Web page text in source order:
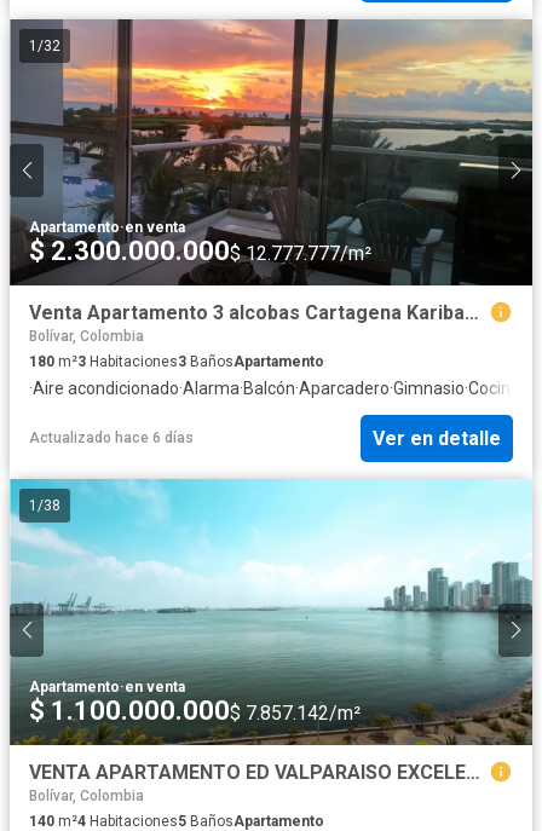
1 /32
Apartamento·en venta
$ 2.300.000.000$ 12.777.777/m²
Venta Apartamento 3 alcobas Cartagena Karibana Beach Golf
Bolívar, Colombia
180 m²3 Habitaciones3 BañosApartamento
·Aire acondicionado·Alarma·Balcón·Aparcadero·Gimnasio·Cocina
Actualizado hace 6 días Ver en detalle
1 /38
Apartamento·en venta
$ 1.100.000.000$ 7.857.142/m²
VENTA APARTAMENTO ED VALPARAISO EXCELENTE VISTA BOCAGRANDE, CARTAGENA
Bolívar, Colombia
140 m²4 Habitaciones5 BañosApartamento